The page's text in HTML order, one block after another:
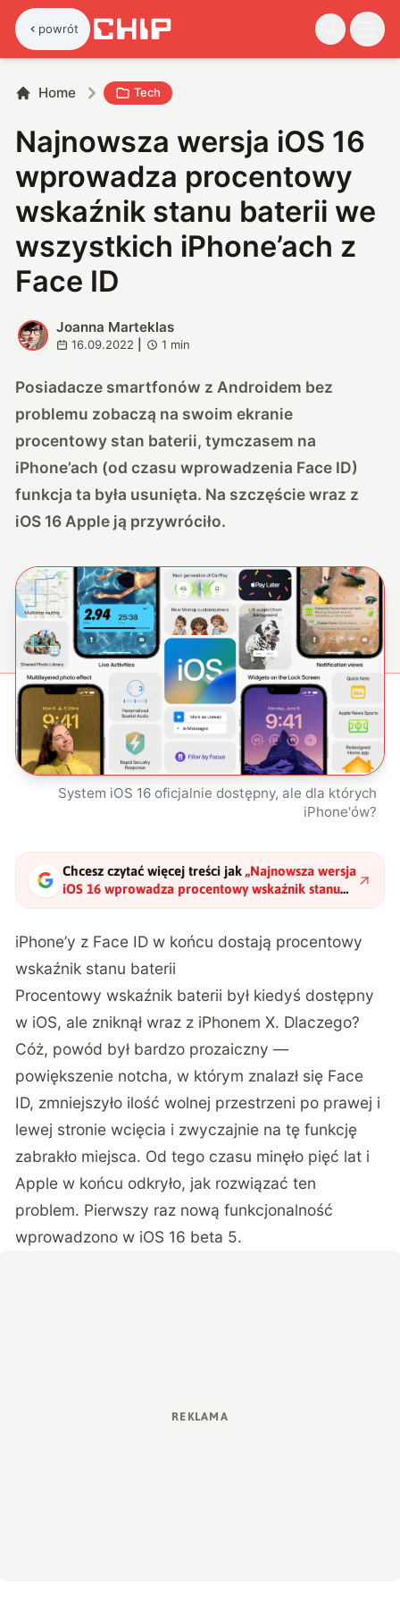
powrót
Home Tech
Najnowsza wersja iOS 16
wprowadza procentowy
wskaźnik stanu baterii we
wszystkich iPhone’ach z
Face ID
J
Joanna Marteklas
16.09.2022 1 min
Posiadacze smartfonów z Androidem bez
problemu zobaczą na swoim ekranie
procentowy stan baterii, tymczasem na
iPhone’ach (od czasu wprowadzenia Face ID)
funkcja ta była usunięta. Na szczęście wraz z
iOS 16 Apple ją przywróciło.
System iOS 16 oficjalnie dostępny, ale dla których
iPhone'ów?
Chcesz czytać więcej treści jak „Najnowsza wersja
iOS 16 wprowadza procentowy wskaźnik stanu
baterii we wszystkich iPhone’ach z Face ID"?
iPhone’y z Face ID w końcu dostają procentowy
wskaźnik stanu baterii
Procentowy wskaźnik baterii był kiedyś dostępny
w iOS, ale zniknął wraz z iPhonem X. Dlaczego?
Cóż, powód był bardzo prozaiczny —
powiększenie notcha, w którym znalazł się Face
ID, zmniejszyło ilość wolnej przestrzeni po prawej i
lewej stronie wcięcia i zwyczajnie na tę funkcję
zabrakło miejsca. Od tego czasu minęło pięć lat i
Apple w końcu odkryło, jak rozwiązać ten
problem. Pierwszy raz nową funkcjonalność
wprowadzono w iOS 16 beta 5.